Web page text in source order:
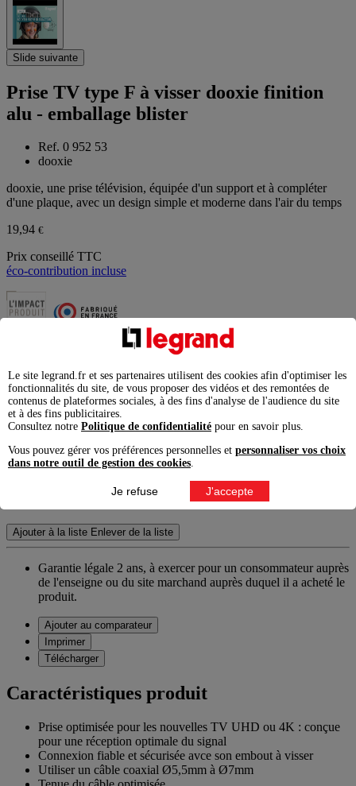
Slide suivante
Prise TV type F à visser dooxie finition
alu - emballage blister
Ref. 0 952 53
dooxie
dooxie, une prise télévision, équipée d'un support et à compléter
d'une plaque, avec un design simple et moderne dans l'air du temps
19,94 €
Prix conseillé TTC
éco-contribution incluse
Information produit
Produit disponible jusqu'à épuisement des stocks
CouleurAluminium
Blanc
Ajouter à la liste Enlever de la liste
Garantie légale 2 ans, à exercer pour un consommateur auprès
de l'enseigne ou du site marchand auprès duquel il a acheté le
produit.
Ajouter au comparateur
Imprimer
Télécharger
Caractéristiques produit
Prise optimisée pour les nouvelles TV UHD ou 4K : conçue
pour une réception optimale du signal
Connexion fiable et sécurisée avce son embout à visser
Utiliser un câble coaxial Ø5,5mm à Ø7mm
Le site legrand.fr et ses partenaires utilisent des cookies afin d'optimiser les
fonctionnalités du site, de vous proposer des vidéos et des remontées de
contenus de plateformes sociales, à des fins d'analyse de l'audience du site
et à des fins publicitaires.
Consultez notre Politique de confidentialité pour en savoir plus.
Vous pouvez gérer vos préférences personnelles et personnaliser vos choix
dans notre outil de gestion des cookies.
Je refuse J'accepte